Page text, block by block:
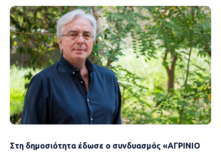
Στη δημοσιότητα έδωσε ο συνδυασμός «ΑΓΡΙΝΙΟ